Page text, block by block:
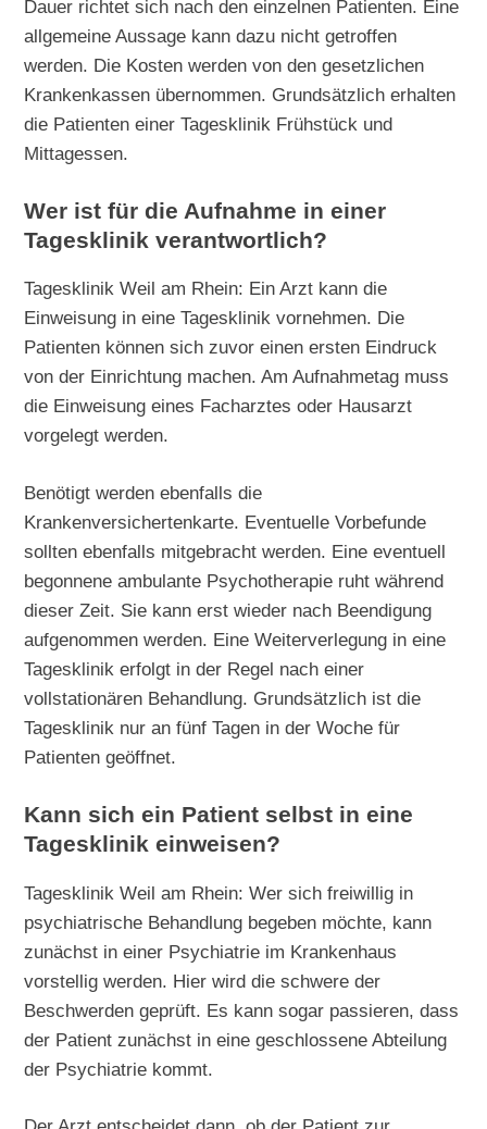
Dauer richtet sich nach den einzelnen Patienten. Eine
allgemeine Aussage kann dazu nicht getroffen
werden. Die Kosten werden von den gesetzlichen
Krankenkassen übernommen. Grundsätzlich erhalten
die Patienten einer Tagesklinik Frühstück und
Mittagessen.
Wer ist für die Aufnahme in einer
Tagesklinik verantwortlich?
Tagesklinik Weil am Rhein: Ein Arzt kann die
Einweisung in eine Tagesklinik vornehmen. Die
Patienten können sich zuvor einen ersten Eindruck
von der Einrichtung machen. Am Aufnahmetag muss
die Einweisung eines Facharztes oder Hausarzt
vorgelegt werden.
Benötigt werden ebenfalls die
Krankenversichertenkarte. Eventuelle Vorbefunde
sollten ebenfalls mitgebracht werden. Eine eventuell
begonnene ambulante Psychotherapie ruht während
dieser Zeit. Sie kann erst wieder nach Beendigung
aufgenommen werden. Eine Weiterverlegung in eine
Tagesklinik erfolgt in der Regel nach einer
vollstationären Behandlung. Grundsätzlich ist die
Tagesklinik nur an fünf Tagen in der Woche für
Patienten geöffnet.
Kann sich ein Patient selbst in eine
Tagesklinik einweisen?
Tagesklinik Weil am Rhein: Wer sich freiwillig in
psychiatrische Behandlung begeben möchte, kann
zunächst in einer Psychiatrie im Krankenhaus
vorstellig werden. Hier wird die schwere der
Beschwerden geprüft. Es kann sogar passieren, dass
der Patient zunächst in eine geschlossene Abteilung
der Psychiatrie kommt.